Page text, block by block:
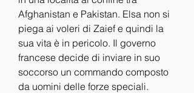
Afghanistan e Pakistan. Elsa non si
piega ai voleri di Zaief e quindi la
sua vita è in pericolo. Il governo
francese decide di inviare in suo
soccorso un commando composto
da uomini delle forze speciali.